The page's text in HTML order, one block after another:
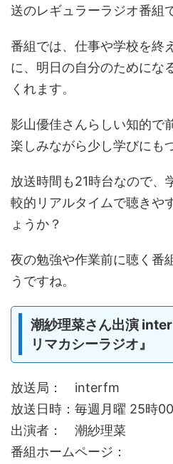
送のレギュラーラジオ番組
番組では、仕事や学校を終
に、明日の自分のためにな
くれます。
影山優佳さんらしい知的で
楽しみながら少し学びにも
放送時間も21時台なので、
較的リアルタイムで聴きや
ょうか？
夜の勉強や作業前に聴く番
うですね。
潮紗理菜さん出演
リマカシーラジオ』
放送局： interfm
放送日時：毎週月曜 25時
出演者： 潮紗理菜
番組ホームページ：